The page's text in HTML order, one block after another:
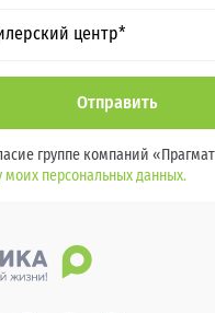
центр*
Отправить
группе компаний
моих персональных данных.